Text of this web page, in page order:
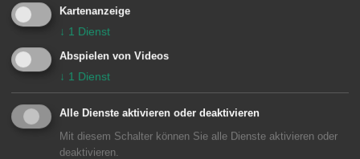
Fraktionsvorsitzender Claus
Albrecht
AfD: Fraktionsvorsitzender
Andreas Lachnit
(pdf, 1.5 MB)
Aktive Bürger: Stadtrat Norbert
Kartenanzeige
↓ 1 Dienst
Abspielen von Videos
↓ 1 Dienst
Alle Dienste aktivieren oder deaktivieren
Mit diesem Schalter können Sie alle Dienste aktivieren oder
deaktivieren.